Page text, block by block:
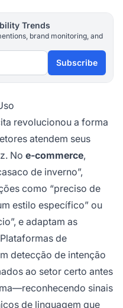
Trends
brand monitoring, and
Subscribe
revolucionou a forma
atendem seus
No e-commerce,
de inverno”,
como “preciso de
estilo específico” ou
e adaptam as
de
detecção de intenção
ao setor certo antes
sinais
de linguagem que